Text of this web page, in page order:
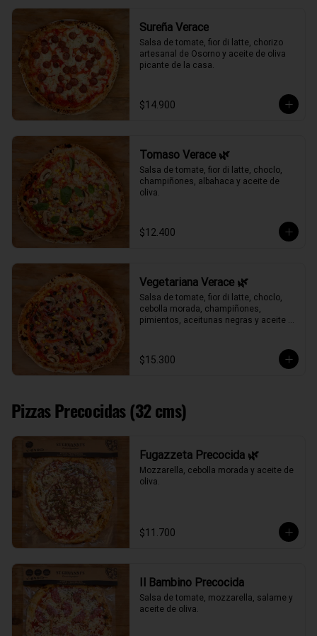
Sureña Verace
Salsa de tomate, fior di latte, chorizo
artesanal de Osorno y aceite de oliva
picante de la casa.
$14.900
Tomaso Verace 🌿
Salsa de tomate, fior di latte, choclo,
champiñones, albahaca y aceite de
oliva.
$12.400
Vegetariana Verace 🌿
Salsa de tomate, fior di latte, choclo,
cebolla morada, champiñones,
pimientos, aceitunas negras y aceite
$15.300
Pizzas Precocidas (32 cms)
Fugazzeta Precocida 🌿
Mozzarella, cebolla morada y aceite de
oliva.
$11.700
Il Bambino Precocida
Salsa de tomate, mozzarella, salame y
aceite de oliva.